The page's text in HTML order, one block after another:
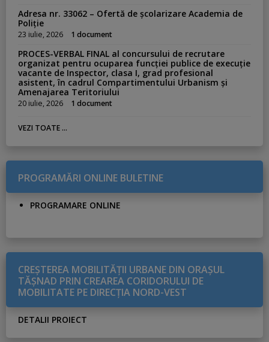
Adresa nr. 33062 – Ofertă de școlarizare Academia de
Poliție
23 iulie, 2026 1 document
PROCES-VERBAL FINAL al concursului de recrutare
organizat pentru ocuparea funcției publice de execuție
vacante de Inspector, clasa I, grad profesional
asistent, în cadrul Compartimentului Urbanism și
Amenajarea Teritoriului
20 iulie, 2026 1 document
VEZI TOATE ...
PROGRAMĂRI ONLINE BULETINE
PROGRAMARE ONLINE
CREŞTEREA MOBILITĂŢII URBANE DIN ORAŞUL
TĂŞNAD PRIN CREAREA CORIDORULUI DE
MOBILITATE PE DIRECŢIA NORD-VEST
DETALII PROIECT